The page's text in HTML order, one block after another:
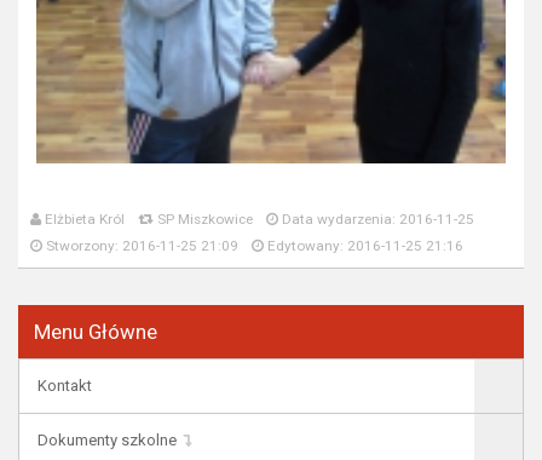
Elżbieta Król SP Miszkowice
Data wydarzenia: 2016-11-25
Stworzony: 2016-11-25 21:09
Edytowany: 2016-11-25 21:16
Menu Główne
Kontakt
Dokumenty szkolne